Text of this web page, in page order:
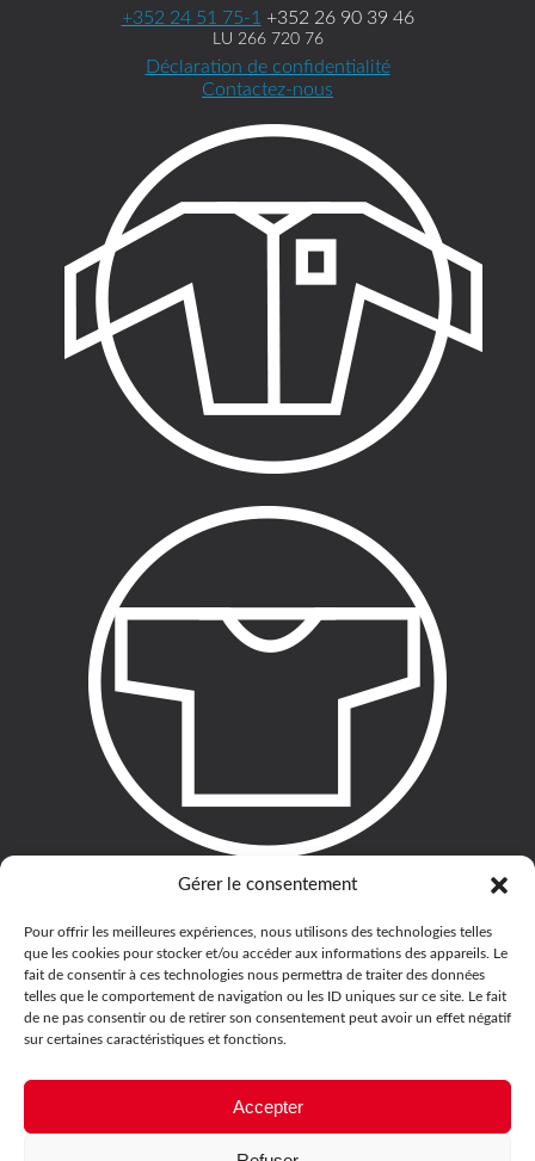
Gérer le consentement
Pour offrir les meilleures expériences, nous utilisons des technologies telles
que les cookies pour stocker et/ou accéder aux informations des appareils. Le
fait de consentir à ces technologies nous permettra de traiter des données
telles que le comportement de navigation ou les ID uniques sur ce site. Le fait
de ne pas consentir ou de retirer son consentement peut avoir un effet négatif
sur certaines caractéristiques et fonctions.
Accepter
+352 24 51 75-1 +352 26 90 39 46
LU 266 720 76
Déclaration de confidentialité
Contactez-nous